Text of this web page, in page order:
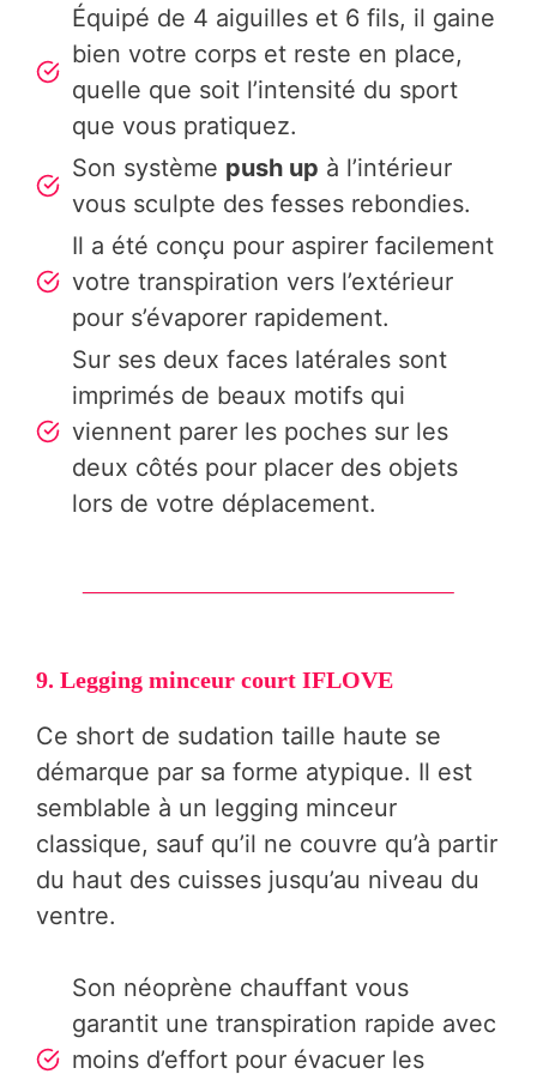
Équipé de 4 aiguilles et 6 fils, il gaine
bien votre corps et reste en place,
quelle que soit l’intensité du sport
que vous pratiquez.
Son système push up à l’intérieur
vous sculpte des fesses rebondies.
Il a été conçu pour aspirer facilement
votre transpiration vers l’extérieur
pour s’évaporer rapidement.
Sur ses deux faces latérales sont
imprimés de beaux motifs qui
viennent parer les poches sur les
deux côtés pour placer des objets
lors de votre déplacement.
9. Legging minceur court IFLOVE
Ce short de sudation taille haute se
démarque par sa forme atypique. Il est
semblable à un legging minceur
classique, sauf qu’il ne couvre qu’à partir
du haut des cuisses jusqu’au niveau du
ventre.
Son néoprène chauffant vous
garantit une transpiration rapide avec
moins d’effort pour évacuer les